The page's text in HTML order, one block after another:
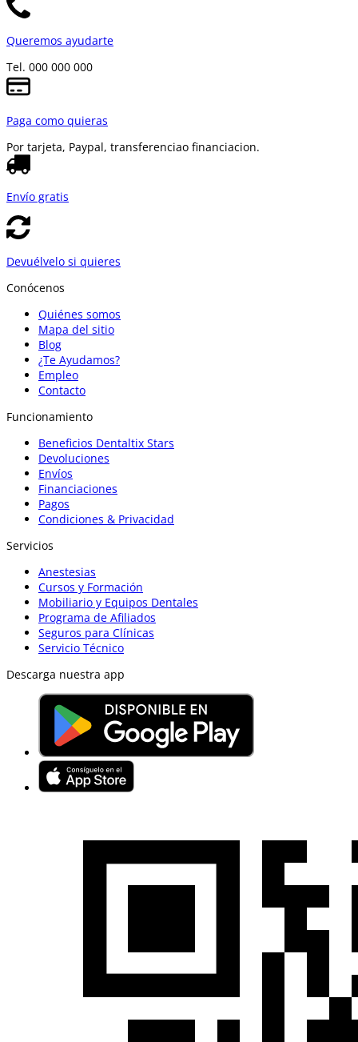
Queremos ayudarte
Tel. 000 000 000
Paga como quieras
Por tarjeta, Paypal, transferenciao financiacion.
Envío gratis
Devuélvelo si quieres
Conócenos
Quiénes somos
Mapa del sitio
Blog
¿Te Ayudamos?
Empleo
Contacto
Funcionamiento
Beneficios Dentaltix Stars
Devoluciones
Envíos
Financiaciones
Pagos
Condiciones & Privacidad
Servicios
Anestesias
Cursos y Formación
Mobiliario y Equipos Dentales
Programa de Afiliados
Seguros para Clínicas
Servicio Técnico
Descarga nuestra app